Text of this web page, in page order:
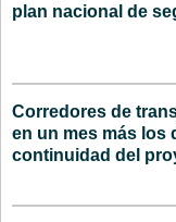
plan nacional de
Corredores de
en un mes más los
continuidad del